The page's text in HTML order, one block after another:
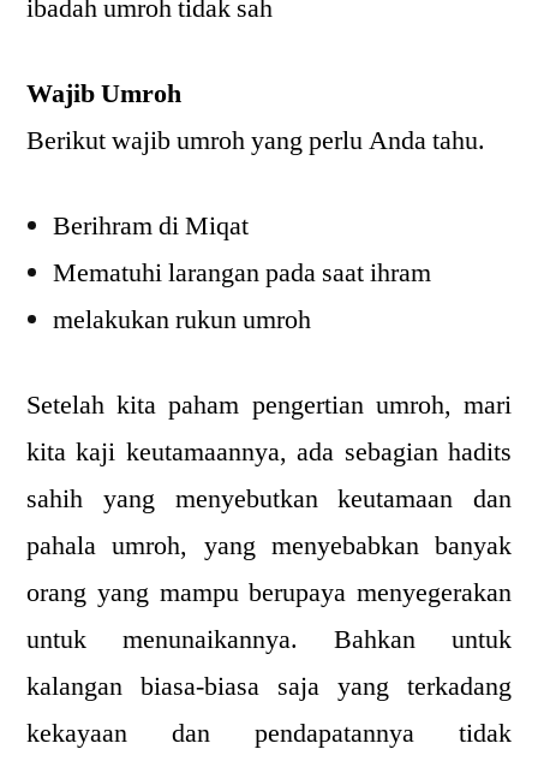
ibadah umroh tidak sah
Wajib Umroh
Berikut wajib umroh yang perlu Anda tahu.
Berihram di Miqat
Mematuhi larangan pada saat ihram
melakukan rukun umroh
Setelah kita paham pengertian umroh, mari
kita kaji keutamaannya, ada sebagian hadits
sahih yang menyebutkan keutamaan dan
pahala umroh, yang menyebabkan banyak
orang yang mampu berupaya menyegerakan
untuk menunaikannya. Bahkan untuk
kalangan biasa-biasa saja yang terkadang
kekayaan dan pendapatannya tidak